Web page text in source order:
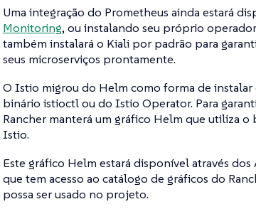
Uma integração do Prometheus ainda estará
Monitoring, ou instalando seu próprio
também instalará o Kiali por padrão para
seus microserviços prontamente.
O Istio migrou do Helm como forma de
binário istioctl ou do Istio Operator. Para
Rancher manterá um gráfico Helm que utiliza
Istio.
Este gráfico Helm estará disponível através
que tem acesso ao catálogo de gráficos do
possa ser usado no projeto.